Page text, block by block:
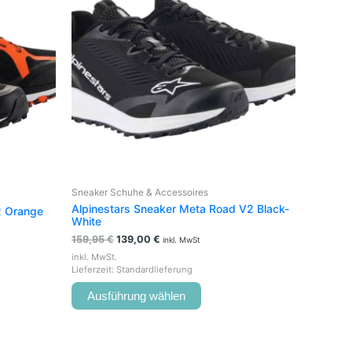
Orange
Sneaker Schuhe & Accessoires
Alpinestars Sneaker Meta Road V2 Black-
White
159,95€ 139,00 € inkl. MwSt
inkl. MwSt.
Lieferzeit: Standardlieferung
Ausführung wählen
mehrere
Varianten
Optionen
können
auf
der